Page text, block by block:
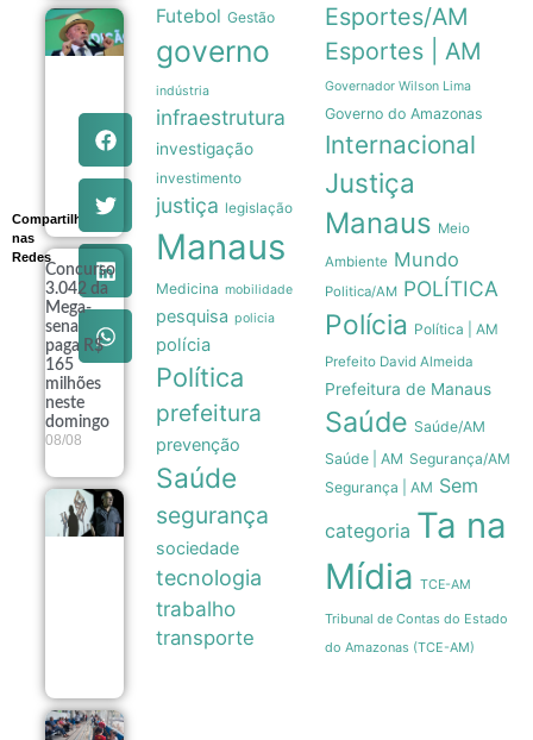
Compartilhe
nas
Redes
pretende
apresentar
dados de
preservação
Amazônia
ao governo
Trump
08/08
Concurso
3.042 da
Mega-
sena
paga R$
165
milhões
neste
domingo
08/08
Exposição
fotográfica
no Rio
revela a
estética e a
resistência
ambulantes
Futebol Gestão
governo
indústria
infraestrutura
investigação
investimento
justiça legislação
Manaus
Medicina mobilidade
pesquisa policia
polícia
Política
prefeitura
prevenção
Saúde
segurança
sociedade
tecnologia
trabalho
transporte
Esportes/AM
Esportes | AM
Governador Wilson Lima
Governo do Amazonas
Internacional
Justiça
Manaus Meio
Ambiente Mundo
Politica/AM POLÍTICA
Polícia Política | AM
Prefeito David Almeida
Prefeitura de Manaus
Saúde Saúde/AM
Saúde | AM Segurança/AM
Segurança | AM Sem
categoria Ta na
Mídia TCE-AM
Tribunal de Contas do Estado
do Amazonas (TCE-AM)